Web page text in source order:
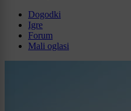
Dogodki
Igre
Forum
Mali oglasi